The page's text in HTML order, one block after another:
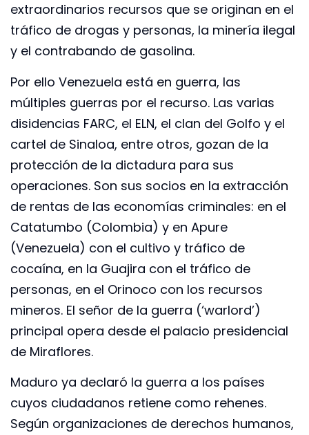
extraordinarios recursos que se originan en el
tráfico de drogas y personas, la minería ilegal
y el contrabando de gasolina.
Por ello Venezuela está en guerra, las
múltiples guerras por el recurso. Las varias
disidencias FARC, el ELN, el clan del Golfo y el
cartel de Sinaloa, entre otros, gozan de la
protección de la dictadura para sus
operaciones. Son sus socios en la extracción
de rentas de las economías criminales: en el
Catatumbo (Colombia) y en Apure
(Venezuela) con el cultivo y tráfico de
cocaína, en la Guajira con el tráfico de
personas, en el Orinoco con los recursos
mineros. El señor de la guerra (‘warlord’)
principal opera desde el palacio presidencial
de Miraflores.
Maduro ya declaró la guerra a los países
cuyos ciudadanos retiene como rehenes.
Según organizaciones de derechos humanos,